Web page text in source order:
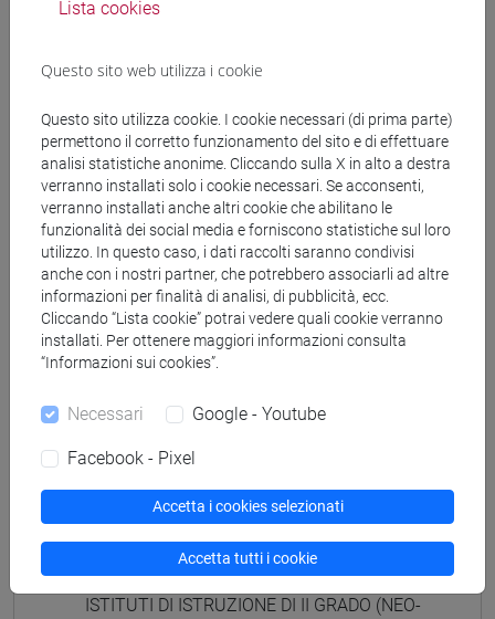
(CINESE) - AI24 - Formazione iniziale
fi 30 cfu allegato 2 /fi 60 cfu
ISTITUTI DI ISTRUZIONE DI II GRADO
(GIAPPONESE) - AJ24 - Formazione iniziale
insegnanti
fi 60 cfu/fi 30 cfu allegato 2
[FI25] LINGUE E CULTURE STRANIERE NEGLI
ISTITUTI DI ISTRUZIONE DI II GRADO
(PORTOGHESE) - AN24 - Formazione iniziale
insegnanti
fi 30 cfu allegato 2/fi 60 cfu
[FI26] LINGUA E CULTURA STRANIERA
insegnanti
fi 30 cfu allegato 2
(ARABO) - AL24 - Formazione iniziale
insegnanti
fi 30 cfu allegato 2/fi 60 cfu
[FI28] LINGUE E CULTURE STRANIERE NEGLI
ISTITUTI DI ISTRUZIONE DI II GRADO (NEO-
Lista cookies
Questo sito web utilizza i cookie
Questo sito utilizza cookie. I cookie necessari (di prima parte)
permettono il corretto funzionamento del sito e di effettuare
analisi statistiche anonime. Cliccando sulla X in alto a destra
verranno installati solo i cookie necessari. Se acconsenti,
verranno installati anche altri cookie che abilitano le
funzionalità dei social media e forniscono statistiche sul loro
utilizzo. In questo caso, i dati raccolti saranno condivisi
anche con i nostri partner, che potrebbero associarli ad altre
informazioni per finalità di analisi, di pubblicità, ecc.
Cliccando “Lista cookie” potrai vedere quali cookie verranno
installati. Per ottenere maggiori informazioni consulta
“Informazioni sui cookies”.
Necessari Google - Youtube
Facebook - Pixel
Accetta i cookies selezionati
Accetta tutti i cookie